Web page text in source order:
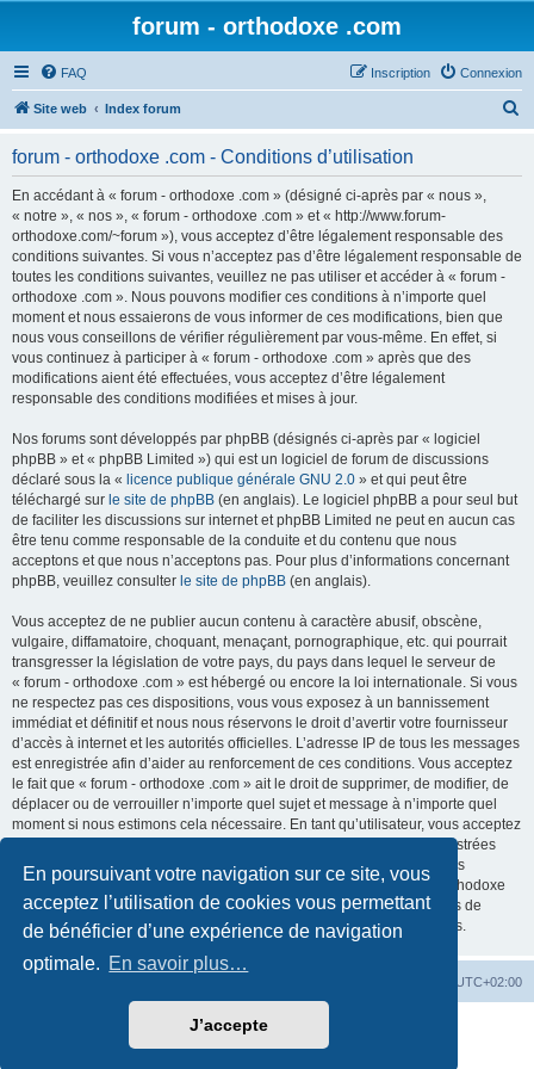
En poursuivant votre navigation sur ce site, vous
acceptez l’utilisation de cookies vous permettant
de bénéficier d’une expérience de navigation
optimale. En savoir plus…
J’accepte
forum - orthodoxe .com
FAQ Connexion
Inscription
Site web Index forum
forum - orthodoxe .com - Conditions d’utilisation
En accédant à « forum - orthodoxe .com » (désigné ci-après par « nous »,
« notre », « nos », « forum - orthodoxe .com » et « http://www.forum-
orthodoxe.com/~forum »), vous acceptez d’être légalement responsable des
conditions suivantes. Si vous n’acceptez pas d’être légalement responsable de
toutes les conditions suivantes, veuillez ne pas utiliser et accéder à « forum -
orthodoxe .com ». Nous pouvons modifier ces conditions à n’importe quel
moment et nous essaierons de vous informer de ces modifications, bien que
nous vous conseillons de vérifier régulièrement par vous-même. En effet, si
vous continuez à participer à « forum - orthodoxe .com » après que des
modifications aient été effectuées, vous acceptez d’être légalement
responsable des conditions modifiées et mises à jour.
Nos forums sont développés par phpBB (désignés ci-après par « logiciel
phpBB » et « phpBB Limited ») qui est un logiciel de forum de discussions
déclaré sous la « licence publique générale GNU 2.0 » et qui peut être
téléchargé sur le site de phpBB (en anglais). Le logiciel phpBB a pour seul but
de faciliter les discussions sur internet et phpBB Limited ne peut en aucun cas
être tenu comme responsable de la conduite et du contenu que nous
acceptons et que nous n’acceptons pas. Pour plus d’informations concernant
phpBB, veuillez consulter le site de phpBB (en anglais).
Vous acceptez de ne publier aucun contenu à caractère abusif, obscène,
vulgaire, diffamatoire, choquant, menaçant, pornographique, etc. qui pourrait
transgresser la législation de votre pays, du pays dans lequel le serveur de
« forum - orthodoxe .com » est hébergé ou encore la loi internationale. Si vous
ne respectez pas ces dispositions, vous vous exposez à un bannissement
immédiat et définitif et nous nous réservons le droit d’avertir votre fournisseur
d’accès à internet et les autorités officielles. L’adresse IP de tous les messages
est enregistrée afin d’aider au renforcement de ces conditions. Vous acceptez
le fait que « forum - orthodoxe .com » ait le droit de supprimer, de modifier, de
déplacer ou de verrouiller n’importe quel sujet et message à n’importe quel
moment si nous estimons cela nécessaire. En tant qu’utilisateur, vous acceptez
que toutes les informations que vous avez renseignées soient enregistrées
dans notre base de données. Bien que ces informations ne seront pas
diffusées à une tierce partie sans votre consentement, ni « forum - orthodoxe
.com », ni phpBB, ne pourront être tenus comme responsables en cas de
tentative de piratage informatique visant à compromettre vos données.
UTC+02:00
phpBB® Forum Software © phpBB Limited
©